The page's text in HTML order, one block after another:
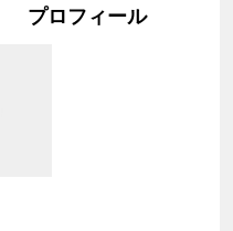
プロフィール